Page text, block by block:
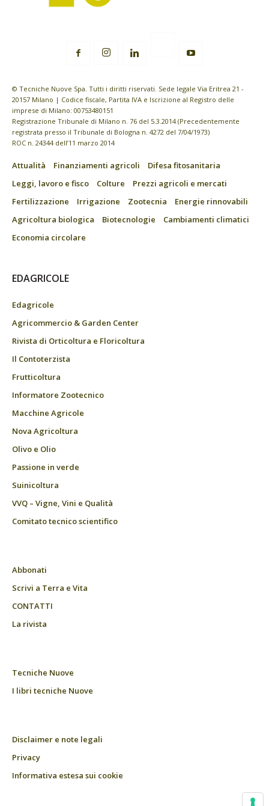
© Tecniche Nuove Spa. Tutti i diritti riservati. Sede legale Via Eritrea 21 -
20157 Milano | Codice fiscale, Partita IVA e Iscrizione al Registro delle
imprese di Milano: 00753480151
Registrazione Tribunale di Milano n. 76 del 5.3.2014 (Precedentemente
registrata presso il Tribunale di Bologna n. 4272 del 7/04/1973)
ROC n. 24344 dell’11 marzo 2014
Attualità Finanziamenti agricoli
Difesa fitosanitaria
Leggi, lavoro e fisco
Colture
Prezzi agricoli e mercati
Fertilizzazione
Irrigazione Zootecnia
Energie rinnovabili
Agricoltura biologica
Biotecnologie
Cambiamenti climatici
Economia circolare
EDAGRICOLE
Edagricole
Agricommercio & Garden Center
Rivista di Orticoltura e Floricoltura
Il Contoterzista
Frutticoltura
Informatore Zootecnico
Macchine Agricole
Nova Agricoltura
Olivo e Olio
Passione in verde
Suinicoltura
VVQ – Vigne, Vini e Qualità
Comitato tecnico scientifico
Abbonati
Scrivi a Terra e Vita
CONTATTI
La rivista
Tecniche Nuove
I libri tecniche Nuove
Disclaimer e note legali
Privacy
Informativa estesa sui cookie